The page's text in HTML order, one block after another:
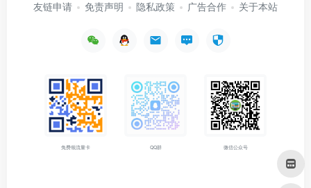
友链申请 免责声明 隐私政策 广告合作 关于本站
免费领流量卡 QQ群 微信公众号